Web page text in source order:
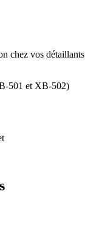
chez vos détaillants
501 et XB-502)